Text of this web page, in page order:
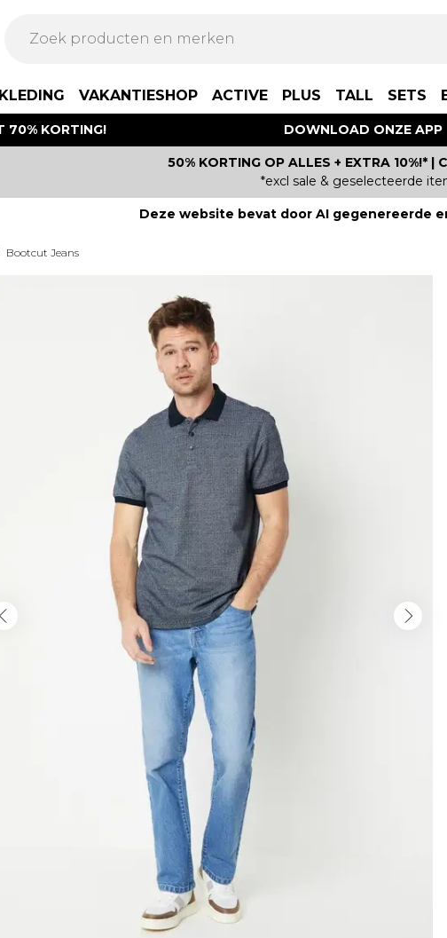
KLEDING VAKANTIESHOP ACTIVE PLUS TALL SETS
70% KORTING! DOWNLOAD ONZE APP
50% KORTING OP ALLES + EXTRA 10%!* |
*excl sale & geselecteerde
Deze website bevat door AI gegenereerde
Bootcut Jeans